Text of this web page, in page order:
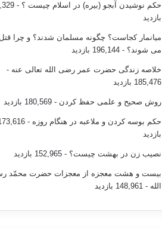
حکم نوشیدن آبجو (بیره) در اسلام چیست ؟
بازدید
میانمار کجاست؟ چگونه مسلمان شدند؟ و چرا
می شوند؟ - 196,144 بازدید
خلاصه زندگی حضرت عمر رضی الله تعالی عنه -
185,476 بازدید
روش صحیح و علمی حفظ کردن - 180,569 بازدید
حکم بوسه کردن و ملاعبه در هنگام روزه
173,616
بازدید
نصیب زن در بهشت چیست؟ - 152,965 بازدید
بیست و هشت معجزه از معجزات حضرت محمّد
الله - 148,961 بازدید